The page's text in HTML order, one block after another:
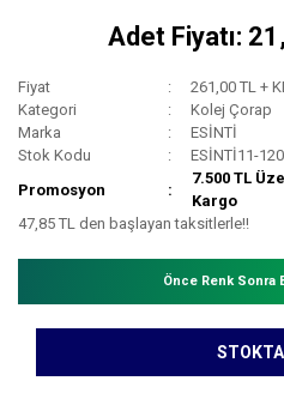
Adet Fiyatı:
Fiyat
261,00 TL +
Kategori
Kolej Çorap
Marka
ESİNTİ
Stok Kodu
ESİNTİ11-120
Promosyon
7.500 TL
Kargo
47,85 TL den başlayan taksitlerle!!
Önce Renk Sonra